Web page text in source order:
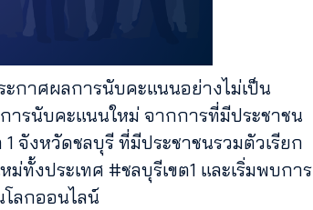
กาศผลการนับคะแนนอย่างไม่เป็น
ารนับคะแนนใหม่ จากการที่มีประชาชน
จังหวัดชลบุรี ที่มีประชาชนรวมตัวเรียก
ทั้งประเทศ #ชลบุรีเขต1 และเริ่มพบการ
ลกออนไลน์